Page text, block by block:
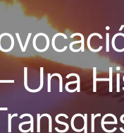
Una